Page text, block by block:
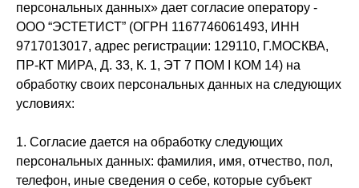
персональных данных» дает согласие оператору -
ООО “ЭСТЕТИСТ” (ОГРН 1167746061493, ИНН
9717013017, адрес регистрации: 129110, Г.МОСКВА,
ПР-КТ МИРА, Д. 33, К. 1, ЭТ 7 ПОМ I КОМ 14) на
обработку своих персональных данных на следующих
условиях:
1. Согласие дается на обработку следующих
персональных данных: фамилия, имя, отчество, пол,
телефон, иные сведения о себе, которые субъект